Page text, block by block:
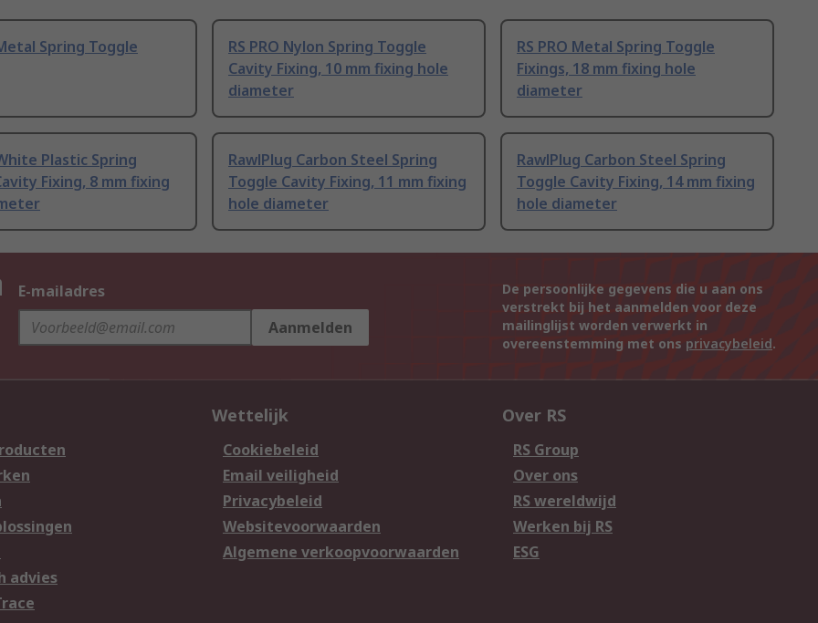
Spring Toggle
RS PRO Nylon Spring Toggle
Cavity Fixing, 10 mm fixing hole
diameter
RS PRO Metal Spring Toggle
Fixings, 18 mm fixing hole
diameter
Plastic Spring
Fixing, 8 mm fixing
RawlPlug Carbon Steel Spring
Toggle Cavity Fixing, 11 mm fixing
hole diameter
RawlPlug Carbon Steel Spring
Toggle Cavity Fixing, 14 mm fixing
hole diameter
E-mailadres
Aanmelden
De persoonlijke gegevens die u aan ons
verstrekt bij het aanmelden voor deze
mailinglijst worden verwerkt in
overeenstemming met ons privacybeleid.
advies
Wettelijk
Cookiebeleid
Email veiligheid
Privacybeleid
Websitevoorwaarden
Algemene verkoopvoorwaarden
Over RS
RS Group
Over ons
RS wereldwijd
Werken bij RS
ESG